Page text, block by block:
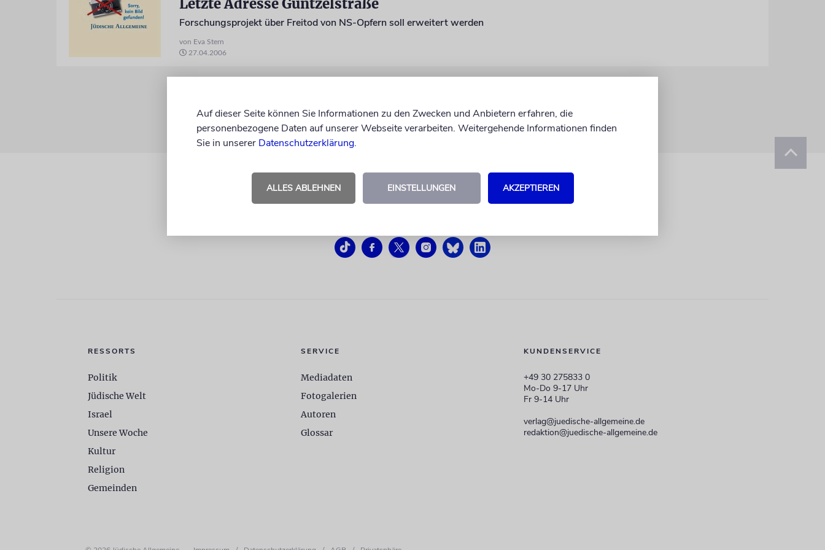
Letzte Adresse Güntzelstraße
Forschungsprojekt über Freitod von NS-Opfern soll erweitert werden
von Eva Stern
27.04.2006
KUNDENSERVICE
+49 30 275833 0
Mo-Do 9-17 Uhr
Fr 9-14 Uhr
verlag@juedische-allgemeine.de
redaktion@juedische-allgemeine.de
RESSORTS
Politik
Jüdische Welt
Israel
Unsere Woche
Kultur
Religion
Gemeinden
SERVICE
Mediadaten
Fotogalerien
Autoren
Glossar
Auf dieser Seite können Sie Informationen zu den Zwecken und Anbietern erfahren, die
personenbezogene Daten auf unserer Webseite verarbeiten. Weitergehende Informationen finden
Sie in unserer Datenschutzerklärung.
ALLES ABLEHNEN EINSTELLUNGEN AKZEPTIEREN